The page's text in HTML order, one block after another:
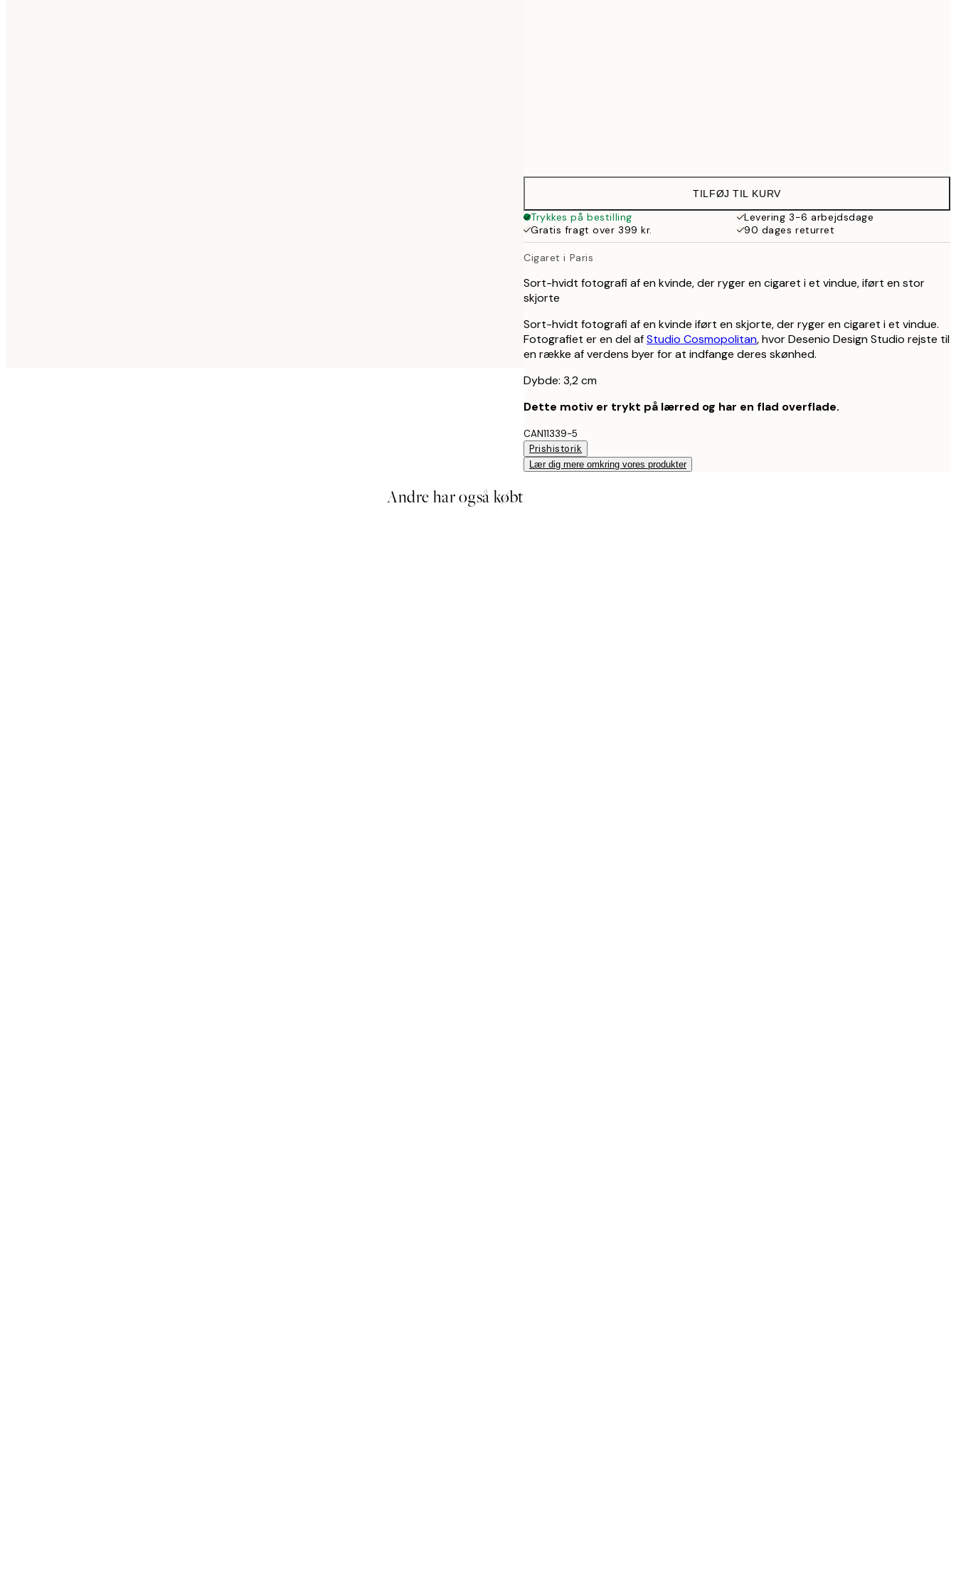
TILFØJ TIL KURV
Trykkes på bestilling
Levering 3-6 arbejdsdage
Gratis fragt over 399 kr.
90 dages returret
Cigaret i Paris
Sort-hvidt fotografi af en kvinde, der ryger en cigaret i et vindue, iført en stor
skjorte
Sort-hvidt fotografi af en kvinde iført en skjorte, der ryger en cigaret i et vindue.
Fotografiet er en del afStudio Cosmopolitan, hvor Desenio Design Studio rejste til
en række af verdens byer for at indfange deres skønhed.
Dybde: 3,2 cm
Dette motiv er trykt på lærred og har en flad overflade.
CAN11339-5
Prishistorik
Lær dig mere omkring vores produkter
Andre har også købt